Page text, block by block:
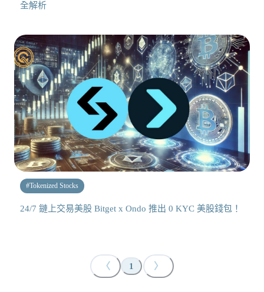
全解析
#Tokenized Stocks
24/7 鏈上交易美股 Bitget x Ondo 推出 0 KYC 美股錢包！
〈 1 〉